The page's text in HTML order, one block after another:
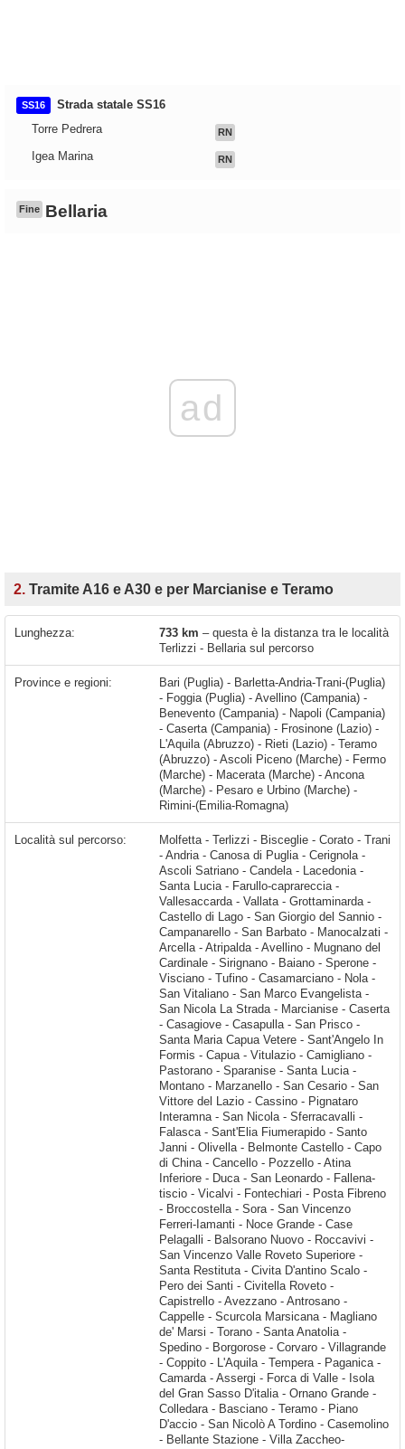
SS16
Strada statale SS16
Torre Pedrera
RN
Igea Marina RN
Fine Bellaria
ad
2. Tramite A16 e A30 e per Marcianise e Teramo
Lunghezza: 733 km – questa è la distanza tra le località
Terlizzi - Bellaria sul percorso
Province e regioni:
Bari (Puglia) - Barletta-Andria-Trani-(Puglia)
- Foggia (Puglia) - Avellino (Campania) -
Benevento (Campania) - Napoli (Campania)
- Caserta (Campania) - Frosinone (Lazio) -
L'Aquila (Abruzzo) - Rieti (Lazio) - Teramo
(Abruzzo) - Ascoli Piceno (Marche) - Fermo
(Marche) - Macerata (Marche) - Ancona
(Marche) - Pesaro e Urbino (Marche) -
Rimini-(Emilia-Romagna)
Località sul percorso: Molfetta - Terlizzi - Bisceglie - Corato - Trani - Andria - Canosa di Puglia - Cerignola - Ascoli Satriano - Candela - Lacedonia - Santa Lucia - Farullo-caprareccia - Vallesaccarda - Vallata - Grottaminarda - Castello di Lago - San Giorgio del Sannio - Campanarello - San Barbato - Manocalzati - Arcella - Atripalda - Avellino - Mugnano del Cardinale - Sirignano - Baiano - Sperone - Visciano - Tufino - Casamarciano - Nola - San Vitaliano - San Marco Evangelista - San Nicola La Strada - Marcianise - Caserta